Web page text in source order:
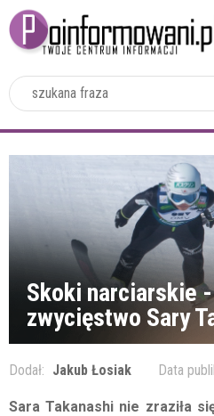
Skoki narciarskie
zwycięstwo Sary
Dodał: Jakub Łosiak Data
Sara Takanashi nie zraziła